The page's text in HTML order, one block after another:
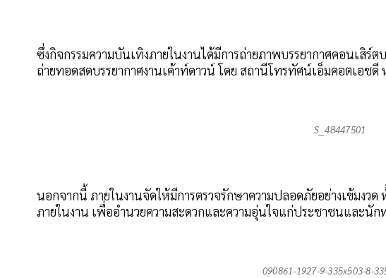
ซึ่งกิจกรรมความบันเทิงภายในงานได้มีการถ่ายภาพบรรยากาศคอนเสิ
ถ่ายทอดสดบรรยากาศงานเค้าท์ดาวน์ โดย สถานีโทรทัศน์เอ็มคอตเอชดี
S__48447501
นอกจากนี้ ภายในงานจัดให้มีการตรวจรักษาความปลอดภัยอย่างเข้มงวด
ภายในงาน เพื่ออำนวยความสะดวกและความอุ่นใจแก่ประชาชนและนัก
090861-1927-9-335x503-8-